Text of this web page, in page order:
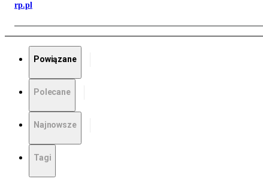
rp.pl
Powiązane
Polecane
Najnowsze
Tagi